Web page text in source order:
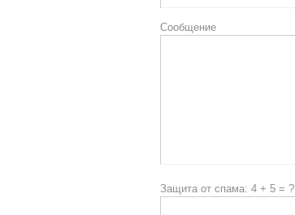
Сообщение
Защита от спама: 4 + 5 = ?